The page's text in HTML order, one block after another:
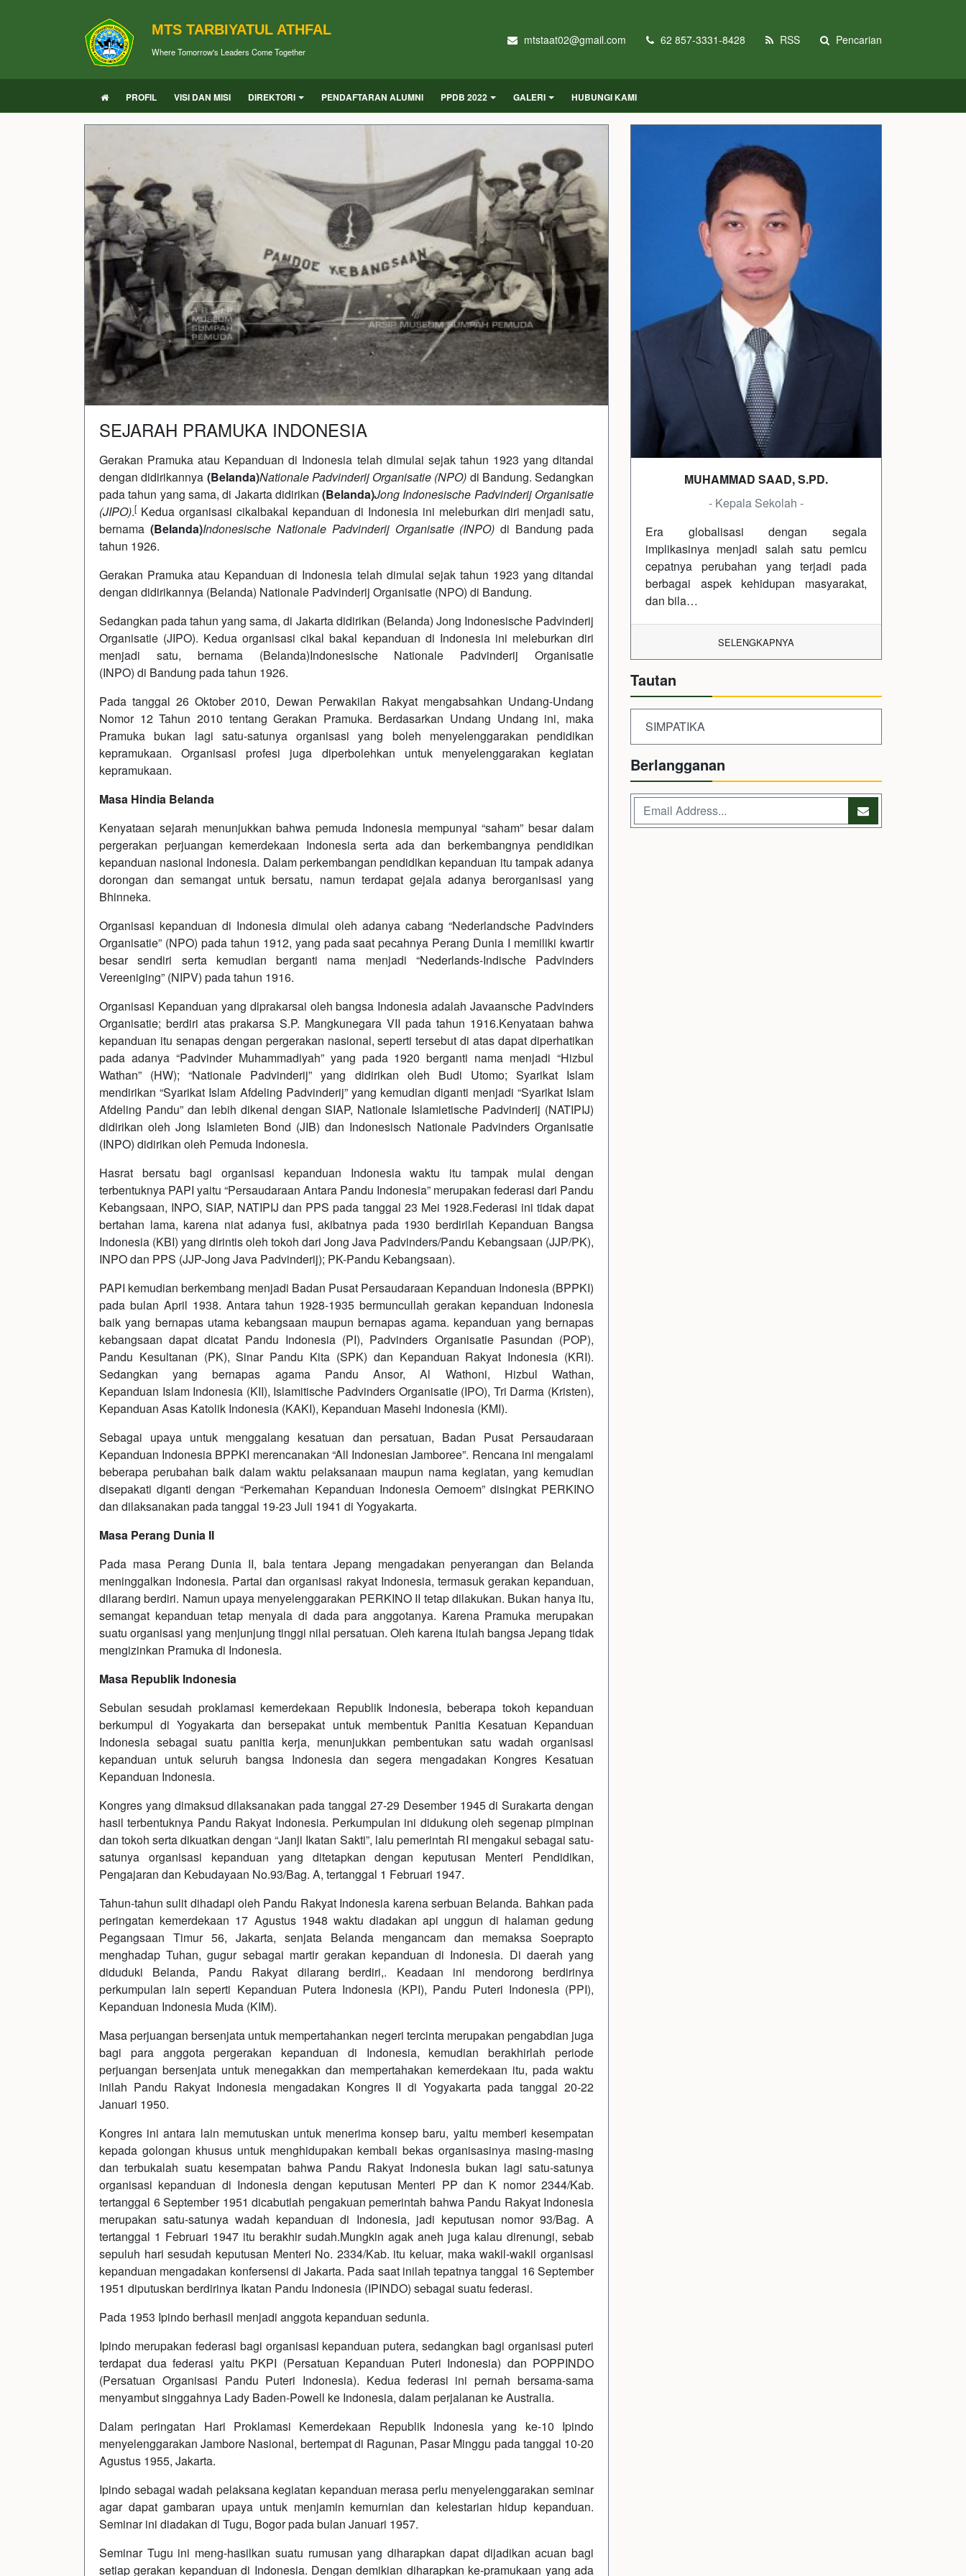
MTS TARBIYATUL ATHFAL
Where Tomorrow's Leaders Come Together
mtstaat02@gmail.com 62 857-3331-8428 RSS Pencarian
PROFIL VISI DAN MISI DIREKTORI PENDAFTARAN ALUMNI PPDB 2022 GALERI HUBUNGI KAMI
SEJARAH PRAMUKA INDONESIA
Gerakan Pramuka atau Kepanduan di Indonesia telah dimulai sejak tahun 1923 yang ditandai
dengan didirikannya (Belanda)Nationale Padvinderij Organisatie (NPO) di Bandung. Sedangkan
pada tahun yang sama, di Jakarta didirikan(Belanda)Jong Indonesische Padvinderij Organisatie
(JIPO).[ Kedua organisasi cikalbakal kepanduan di Indonesia ini meleburkan diri menjadi satu,
bernama (Belanda)Indonesische Nationale Padvinderij Organisatie (INPO) di Bandung pada
tahun 1926.
Gerakan Pramuka atau Kepanduan di Indonesia telah dimulai sejak tahun 1923 yang ditandai
dengan didirikannya (Belanda) Nationale Padvinderij Organisatie (NPO) di Bandung.
Sedangkan pada tahun yang sama, di Jakarta didirikan (Belanda) Jong Indonesische Padvinderij
Organisatie (JIPO). Kedua organisasi cikal bakal kepanduan di Indonesia ini meleburkan diri
menjadi satu, bernama (Belanda)Indonesische Nationale Padvinderij Organisatie
(INPO) di Bandung pada tahun 1926.
Pada tanggal 26 Oktober 2010, Dewan Perwakilan Rakyat mengabsahkan Undang-Undang
Nomor 12 Tahun 2010 tentang Gerakan Pramuka. Berdasarkan Undang Undang ini, maka
Pramuka bukan lagi satu-satunya organisasi yang boleh menyelenggarakan pendidikan
kepramukaan. Organisasi profesi juga diperbolehkan untuk menyelenggarakan kegiatan
kepramukaan.
Masa Hindia Belanda
Kenyataan sejarah menunjukkan bahwa pemuda Indonesia mempunyai “saham” besar dalam
pergerakan perjuangan kemerdekaan Indonesia serta ada dan berkembangnya pendidikan
kepanduan nasional Indonesia. Dalam perkembangan pendidikan kepanduan itu tampak adanya
dorongan dan semangat untuk bersatu, namun terdapat gejala adanya berorganisasi yang
Bhinneka.
Organisasi kepanduan di Indonesia dimulai oleh adanya cabang “Nederlandsche Padvinders
Organisatie” (NPO) pada tahun 1912, yang pada saat pecahnya Perang Dunia I memiliki kwartir
besar sendiri serta kemudian berganti nama menjadi “Nederlands-Indische Padvinders
Vereeniging” (NIPV) pada tahun 1916.
Organisasi Kepanduan yang diprakarsai oleh bangsa Indonesia adalah Javaansche Padvinders
Organisatie; berdiri atas prakarsa S.P. Mangkunegara VII pada tahun 1916.Kenyataan bahwa
kepanduan itu senapas dengan pergerakan nasional, seperti tersebut di atas dapat diperhatikan
pada adanya “Padvinder Muhammadiyah” yang pada 1920 berganti nama menjadi “Hizbul
Wathan” (HW); “Nationale Padvinderij” yang didirikan oleh Budi Utomo; Syarikat Islam
mendirikan “Syarikat Islam Afdeling Padvinderij” yang kemudian diganti menjadi “Syarikat Islam
Afdeling Pandu” dan lebih dikenal dengan SIAP, Nationale Islamietische Padvinderij (NATIPIJ)
didirikan oleh Jong Islamieten Bond (JIB) dan Indonesisch Nationale Padvinders Organisatie
(INPO) didirikan oleh Pemuda Indonesia.
Hasrat bersatu bagi organisasi kepanduan Indonesia waktu itu tampak mulai dengan
terbentuknya PAPI yaitu “Persaudaraan Antara Pandu Indonesia” merupakan federasi dari Pandu
Kebangsaan, INPO, SIAP, NATIPIJ dan PPS pada tanggal 23 Mei 1928.Federasi ini tidak dapat
bertahan lama, karena niat adanya fusi, akibatnya pada 1930 berdirilah Kepanduan Bangsa
Indonesia (KBI) yang dirintis oleh tokoh dari Jong Java Padvinders/Pandu Kebangsaan (JJP/PK),
INPO dan PPS (JJP-Jong Java Padvinderij); PK-Pandu Kebangsaan).
PAPI kemudian berkembang menjadi Badan Pusat Persaudaraan Kepanduan Indonesia (BPPKI)
pada bulan April 1938. Antara tahun 1928-1935 bermuncullah gerakan kepanduan Indonesia
baik yang bernapas utama kebangsaan maupun bernapas agama. kepanduan yang bernapas
kebangsaan dapat dicatat Pandu Indonesia (PI), Padvinders Organisatie Pasundan (POP),
Pandu Kesultanan (PK), Sinar Pandu Kita (SPK) dan Kepanduan Rakyat Indonesia (KRI).
Sedangkan yang bernapas agama Pandu Ansor, Al Wathoni, Hizbul Wathan,
Kepanduan Islam Indonesia (KII), Islamitische Padvinders Organisatie (IPO), Tri Darma (Kristen),
Kepanduan Asas Katolik Indonesia (KAKI), Kepanduan Masehi Indonesia (KMI).
Sebagai upaya untuk menggalang kesatuan dan persatuan, Badan Pusat Persaudaraan
Kepanduan Indonesia BPPKI merencanakan “All Indonesian Jamboree”. Rencana ini mengalami
beberapa perubahan baik dalam waktu pelaksanaan maupun nama kegiatan, yang kemudian
disepakati diganti dengan “Perkemahan Kepanduan Indonesia Oemoem” disingkat PERKINO
dan dilaksanakan pada tanggal 19-23 Juli 1941 di Yogyakarta.
Masa Perang Dunia II
Pada masa Perang Dunia II, bala tentara Jepang mengadakan penyerangan dan Belanda
meninggalkan Indonesia. Partai dan organisasi rakyat Indonesia, termasuk gerakan kepanduan,
dilarang berdiri. Namun upaya menyelenggarakan PERKINO II tetap dilakukan. Bukan hanya itu,
semangat kepanduan tetap menyala di dada para anggotanya. Karena Pramuka merupakan
suatu organisasi yang menjunjung tinggi nilai persatuan. Oleh karena itulah bangsa Jepang tidak
mengizinkan Pramuka di Indonesia.
Masa Republik Indonesia
Sebulan sesudah proklamasi kemerdekaan Republik Indonesia, beberapa tokoh kepanduan
berkumpul di Yogyakarta dan bersepakat untuk membentuk Panitia Kesatuan Kepanduan
Indonesia sebagai suatu panitia kerja, menunjukkan pembentukan satu wadah organisasi
kepanduan untuk seluruh bangsa Indonesia dan segera mengadakan Kongres Kesatuan
Kepanduan Indonesia.
Kongres yang dimaksud dilaksanakan pada tanggal 27-29 Desember 1945 di Surakarta dengan
hasil terbentuknya Pandu Rakyat Indonesia. Perkumpulan ini didukung oleh segenap pimpinan
dan tokoh serta dikuatkan dengan “Janji Ikatan Sakti”, lalu pemerintah RI mengakui sebagai satu-
satunya organisasi kepanduan yang ditetapkan dengan keputusan Menteri Pendidikan,
Pengajaran dan Kebudayaan No.93/Bag. A, tertanggal 1 Februari 1947.
Tahun-tahun sulit dihadapi oleh Pandu Rakyat Indonesia karena serbuan Belanda. Bahkan pada
peringatan kemerdekaan 17 Agustus 1948 waktu diadakan api unggun di halaman gedung
Pegangsaan Timur 56, Jakarta, senjata Belanda mengancam dan memaksa Soeprapto
menghadap Tuhan, gugur sebagai martir gerakan kepanduan di Indonesia. Di daerah yang
diduduki Belanda, Pandu Rakyat dilarang berdiri,. Keadaan ini mendorong berdirinya
perkumpulan lain seperti Kepanduan Putera Indonesia (KPI), Pandu Puteri Indonesia (PPI),
Kepanduan Indonesia Muda (KIM).
Masa perjuangan bersenjata untuk mempertahankan negeri tercinta merupakan pengabdian juga
bagi para anggota pergerakan kepanduan di Indonesia, kemudian berakhirlah periode
perjuangan bersenjata untuk menegakkan dan mempertahakan kemerdekaan itu, pada waktu
inilah Pandu Rakyat Indonesia mengadakan Kongres II di Yogyakarta pada tanggal 20-22
Januari 1950.
Kongres ini antara lain memutuskan untuk menerima konsep baru, yaitu memberi kesempatan
kepada golongan khusus untuk menghidupakan kembali bekas organisasinya masing-masing
dan terbukalah suatu kesempatan bahwa Pandu Rakyat Indonesia bukan lagi satu-satunya
organisasi kepanduan di Indonesia dengan keputusan Menteri PP dan K nomor 2344/Kab.
tertanggal 6 September 1951 dicabutlah pengakuan pemerintah bahwa Pandu Rakyat Indonesia
merupakan satu-satunya wadah kepanduan di Indonesia, jadi keputusan nomor 93/Bag. A
tertanggal 1 Februari 1947 itu berakhir sudah.Mungkin agak aneh juga kalau direnungi, sebab
sepuluh hari sesudah keputusan Menteri No. 2334/Kab. itu keluar, maka wakil-wakil organisasi
kepanduan mengadakan konfersensi di Jakarta. Pada saat inilah tepatnya tanggal 16 September
1951 diputuskan berdirinya Ikatan Pandu Indonesia (IPINDO) sebagai suatu federasi.
Pada 1953 Ipindo berhasil menjadi anggota kepanduan sedunia.
Ipindo merupakan federasi bagi organisasi kepanduan putera, sedangkan bagi organisasi puteri
terdapat dua federasi yaitu PKPI (Persatuan Kepanduan Puteri Indonesia) dan POPPINDO
(Persatuan Organisasi Pandu Puteri Indonesia). Kedua federasi ini pernah bersama-sama
menyambut singgahnya Lady Baden-Powell ke Indonesia, dalam perjalanan ke Australia.
Dalam peringatan Hari Proklamasi Kemerdekaan Republik Indonesia yang ke-10 Ipindo
menyelenggarakan Jambore Nasional, bertempat di Ragunan, Pasar Minggu pada tanggal 10-20
Agustus 1955, Jakarta.
Ipindo sebagai wadah pelaksana kegiatan kepanduan merasa perlu menyelenggarakan seminar
agar dapat gambaran upaya untuk menjamin kemurnian dan kelestarian hidup kepanduan.
Seminar ini diadakan di Tugu, Bogor pada bulan Januari 1957.
Seminar Tugu ini meng-hasilkan suatu rumusan yang diharapkan dapat dijadikan acuan bagi
setiap gerakan kepanduan di Indonesia. Dengan demikian diharapkan ke-pramukaan yang ada
MUHAMMAD SAAD, S.PD.
- Kepala Sekolah -
Era globalisasi dengan segala
implikasinya menjadi salah satu pemicu
cepatnya perubahan yang terjadi pada
berbagai aspek kehidupan masyarakat,
dan bila…
SELENGKAPNYA
Tautan
SIMPATIKA
Berlangganan